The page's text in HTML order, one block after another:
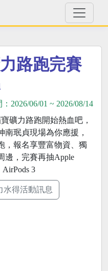
路跑完賽
2026/06/01 ~ 2026/08/14
礦力路跑開始熱血吧，
南珉貞現場為你應援，
，報名享豐富物資、獨
邊，完賽再抽Apple
AirPods 3
水得活動訊息